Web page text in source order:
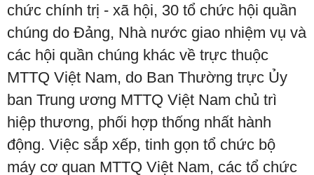
chức chính trị - xã hội, 30 tổ chức hội quần
chúng do Đảng, Nhà nước giao nhiệm vụ và
các hội quần chúng khác về trực thuộc
MTTQ Việt Nam, do Ban Thường trực Ủy
ban Trung ương MTTQ Việt Nam chủ trì
hiệp thương, phối hợp thống nhất hành
động. Việc sắp xếp, tinh gọn tổ chức bộ
máy cơ quan MTTQ Việt Nam, các tổ chức